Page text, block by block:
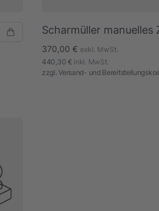
Scharmüller manuelles
370,00 € exkl. MwSt.
440,30 € inkl. MwSt.
zzgl.Versand- und